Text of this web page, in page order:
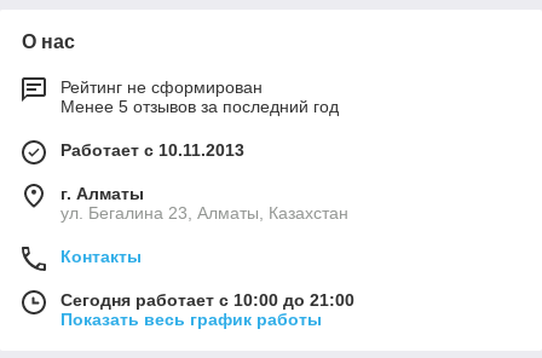
О нас
Рейтинг не сформирован
Менее 5 отзывов за последний год
Работает с 10.11.2013
г. Алматы
ул. Бегалина 23, Алматы, Казахстан
Контакты
Сегодня работает с 10:00 до 21:00
Показать весь график работы